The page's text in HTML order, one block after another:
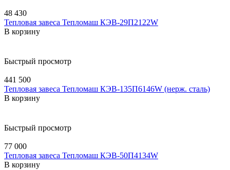
48 430
Тепловая завеса Тепломаш КЭВ-29П2122W
В корзину
Быстрый просмотр
441 500
Тепловая завеса Тепломаш КЭВ-135П6146W (нерж. сталь)
В корзину
Быстрый просмотр
77 000
Тепловая завеса Тепломаш КЭВ-50П4134W
В корзину